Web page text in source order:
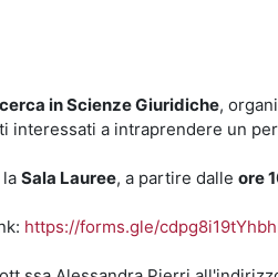
in Scienze Giuridiche,
interessati a intraprendere un
Sala Lauree, a partire dalle ore
https://forms.gle/